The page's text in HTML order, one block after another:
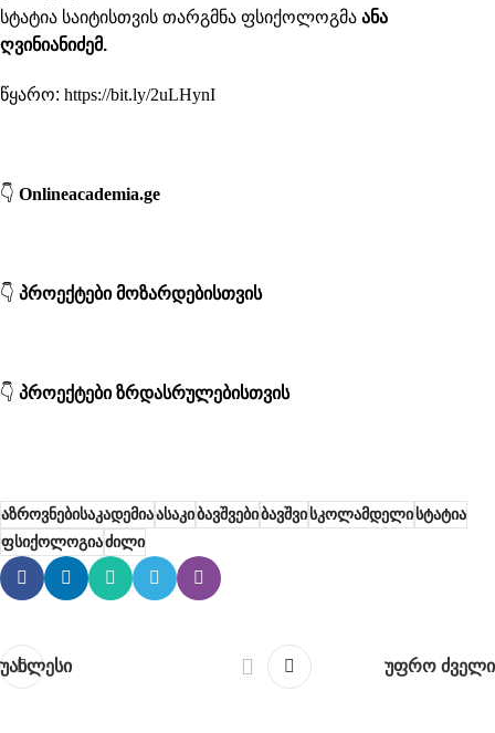
სტატია საიტისთვის თარგმნა ფსიქოლოგმა ანა
ღვინიანიძემ.
წყარო: https://bit.ly/2uLHynI
👇 Onlineacademia.ge
👇 პროექტები მოზარდებისთვის
👇 პროექტები ზრდასრულებისთვის
აზროვნებისაკადემიაასაკიბავშვებიბავშვისკოლამდელისტატია
ფსიქოლოგიაძილი
უახლესი უფრო ძველი